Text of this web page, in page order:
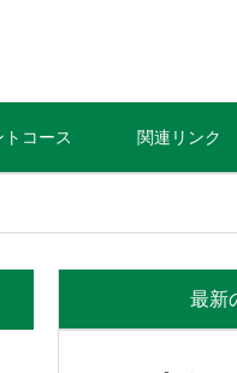
コース 関連リンク
最新